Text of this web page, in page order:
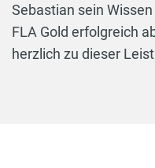
Sebastian sein
FLA Gold erfolgreich
herzlich zu dieser